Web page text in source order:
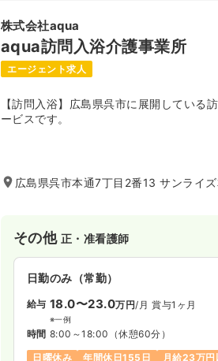
株式会社aqua
aqua訪問入浴介護事業所
エージェント求人
【訪問入浴】広島県呉市に展開している
ービスです。
広島県呉市本通7丁目2番13 サンライ
その他 正・准看護師
日勤のみ（常勤）
給与 18.0〜23.0万円/月 賞与1ヶ月
※一例
時間 8:00～18:00 （休憩60分）
日曜休み
年間休日155日 月給23万円